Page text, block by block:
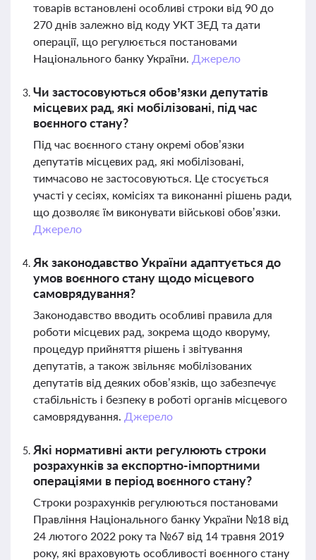
товарів встановлені особливі строки від 90 до
270 днів залежно від коду УКТ ЗЕД та дати
операції, що регулюється постановами
Національного банку України. Джерело
Чи застосовуються обов’язки депутатів
місцевих рад, які мобілізовані, під час
воєнного стану?
Під час воєнного стану окремі обов’язки
депутатів місцевих рад, які мобілізовані,
тимчасово не застосовуються. Це стосується
участі у сесіях, комісіях та виконанні рішень ради,
що дозволяє їм виконувати військові обов’язки.
Джерело
Як законодавство України адаптується до
умов воєнного стану щодо місцевого
самоврядування?
Законодавство вводить особливі правила для
роботи місцевих рад, зокрема щодо кворуму,
процедур прийняття рішень і звітування
депутатів, а також звільняє мобілізованих
депутатів від деяких обов’язків, що забезпечує
стабільність і безпеку в роботі органів місцевого
самоврядування. Джерело
Які нормативні акти регулюють строки
розрахунків за експортно-імпортними
операціями в період воєнного стану?
Строки розрахунків регулюються постановами
Правління Національного банку України №18 від
24 лютого 2022 року та №67 від 14 травня 2019
року, які враховують особливості воєнного стану